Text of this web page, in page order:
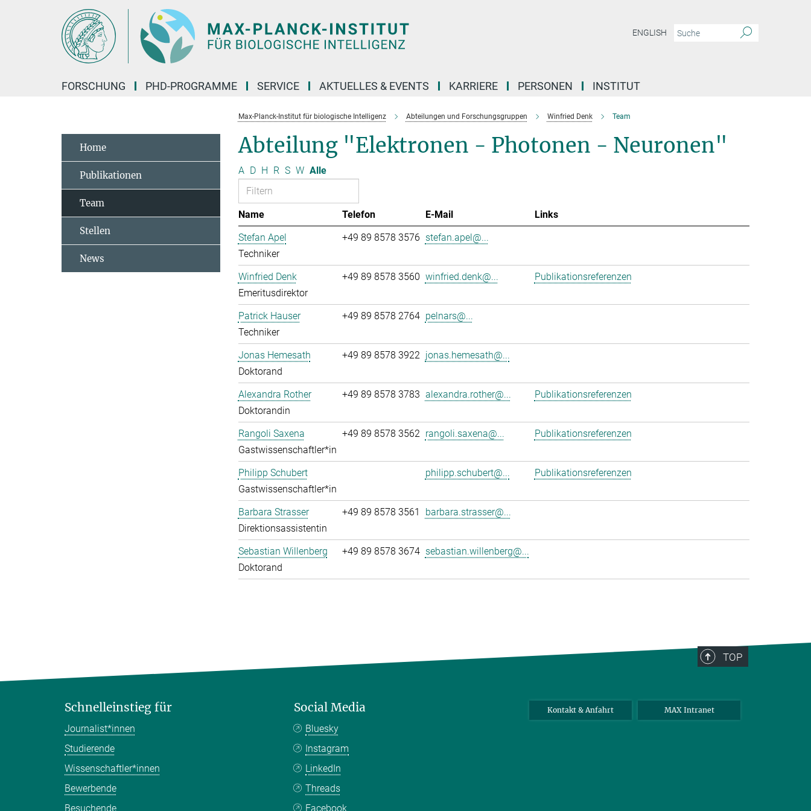
ENGLISH
FORSCHUNG PHD-PROGRAMME SERVICE AKTUELLES & EVENTS KARRIERE PERSONEN INSTITUT
Max-Planck-Institut für biologische Intelligenz Abteilungen und Forschungsgruppen Winfried Denk Team
Abteilung "Elektronen - Photonen - Neuronen"
A D H R S W Alle
Name Telefon E-Mail
Links
Stefan Apel
Techniker
+49 89 8578 3576 stefan.apel@...
Winfried Denk
Emeritusdirektor
+49 89 8578 3560 winfried.denk@... Publikationsreferenzen
Patrick Hauser
Techniker
+49 89 8578 2764 pelnars@...
Jonas Hemesath
Doktorand
+49 89 8578 3922 jonas.hemesath@...
Alexandra Rother
Doktorandin
+49 89 8578 3783 alexandra.rother@... Publikationsreferenzen
Rangoli Saxena
Gastwissenschaftler*in
+49 89 8578 3562 rangoli.saxena@... Publikationsreferenzen
Philipp Schubert
Gastwissenschaftler*in
philipp.schubert@... Publikationsreferenzen
Barbara Strasser
Direktionsassistentin
+49 89 8578 3561 barbara.strasser@...
Sebastian Willenberg
Doktorand
+49 89 8578 3674 sebastian.willenberg@...
Home
Publikationen
Team
Stellen
News
TOP
Schnelleinstieg für
Journalist*innen
Studierende
Wissenschaftler*innen
Bewerbende
Besuchende
Social Media
Bluesky
Instagram
LinkedIn
Threads
Facebook
Kontakt & Anfahrt MAX Intranet